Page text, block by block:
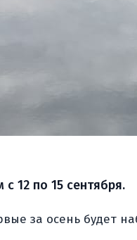
12 по 15 сентября.
за осень будет